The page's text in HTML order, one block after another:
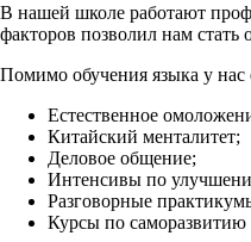
В нашей школе работают
факторов позволил нам
Помимо обучения языка у нас
Естественное
Китайский менталитет;
Деловое общение;
Интенсивы по
Разговорные
Курсы по саморазвитию